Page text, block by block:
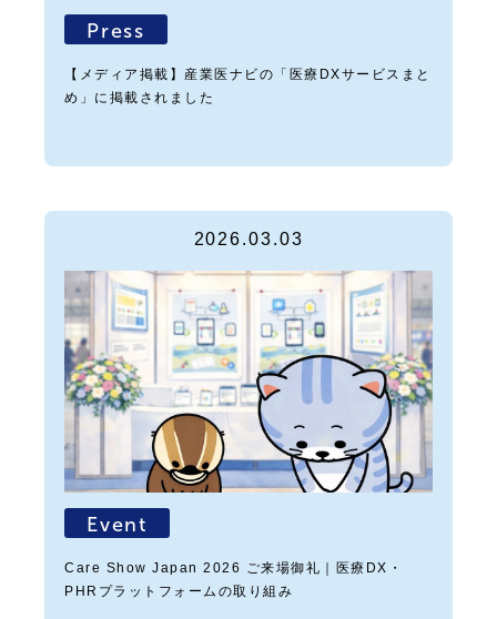
Press
【メディア掲載】産業医ナビの「医療DXサービスまと
め」に掲載されました
2026.03.03
Event
Care Show Japan 2026 ご来場御礼｜医療DX・
PHRプラットフォームの取り組み